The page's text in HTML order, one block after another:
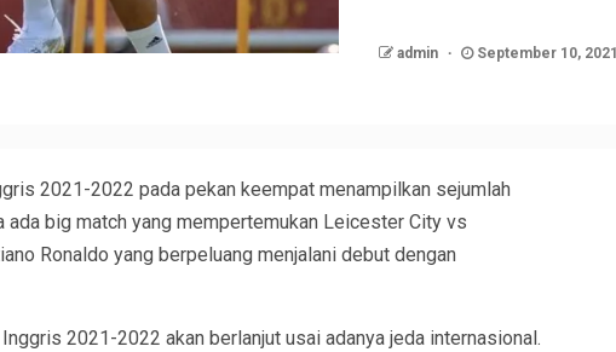
admin September 10, 2021
2021-2022 pada pekan keempat menampilkan sejumlah
ada big match yang mempertemukan Leicester City vs
Ronaldo yang berpeluang menjalani debut dengan
2021-2022 akan berlanjut usai adanya jeda internasional.